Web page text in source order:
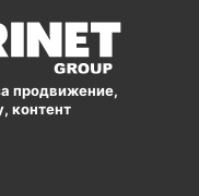
продвижение,
контент